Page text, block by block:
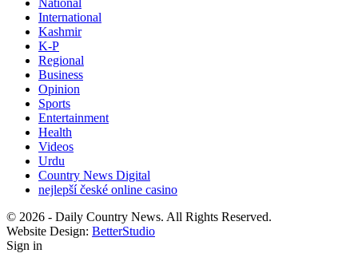
National
International
Kashmir
K-P
Regional
Business
Opinion
Sports
Entertainment
Health
Videos
Urdu
Country News Digital
nejlepší české online casino
© 2026 - Daily Country News. All Rights Reserved.
Website Design: BetterStudio
Sign in